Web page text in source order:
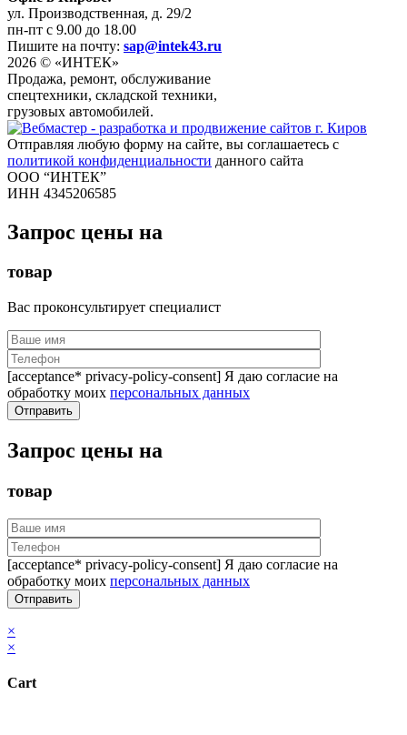
ул. Производственная, д. 29/2
пн-пт с 9.00 до 18.00
Пишите на почту: sap@intek43.ru
2026 © «ИНТЕК»
Продажа, ремонт, обслуживание
спецтехники, складской техники,
грузовых автомобилей.
Отправляя любую форму на сайте, вы соглашаетесь с
политикой конфиденциальности данного сайта
ООО “ИНТЕК”
ИНН 4345206585
Запрос цены на
товар
Вас проконсультирует специалист
[acceptance* privacy-policy-consent] Я даю согласие на
обработку моих персональных данных
Запрос цены на
товар
[acceptance* privacy-policy-consent] Я даю согласие на
обработку моих персональных данных
×
×
Cart